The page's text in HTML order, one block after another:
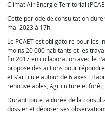
Climat Air Energie Territorial
Cette période de consultation
mai 2023 à 17h.
Le PCAET est obligatoire pour les
moins 20 000 habitants et les
fin 2017 en collaboration avec le
propose des actions pour
et s’articule autour de 6 axes :
renouvelables, Agriculture et
Durant toute la durée de la
dossier et déposer ses